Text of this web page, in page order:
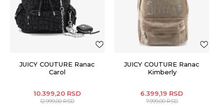
JUICY COUTURE Ranac
Carol
10.399,20 RSD
12.999,00RSD
JUICY COUTURE Ranac
Kimberly
6.399,19 RSD
7.999,00RSD